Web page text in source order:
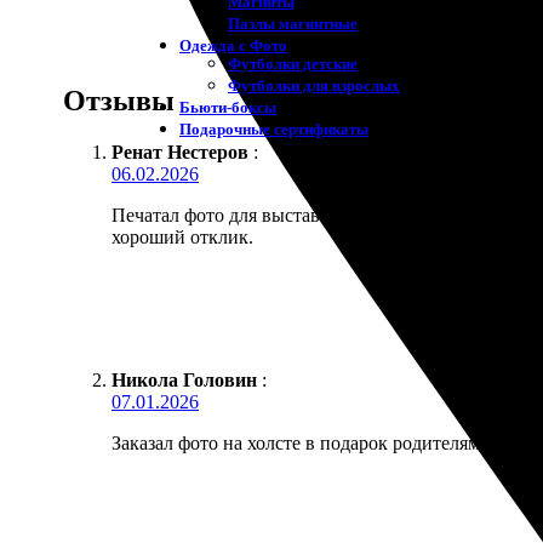
Пазлы магнитные
Одежда с Фото
Футболки детские
Футболки для взрослых
Бьюти-боксы
Подарочные сертификаты
Отзывы
Ренат Нестеров :
06.02.2026
Печатал фото для выставки в местном клубе.
хороший отклик.
Никола Головин :
07.01.2026
Заказал фото на холсте в подарок родителям,